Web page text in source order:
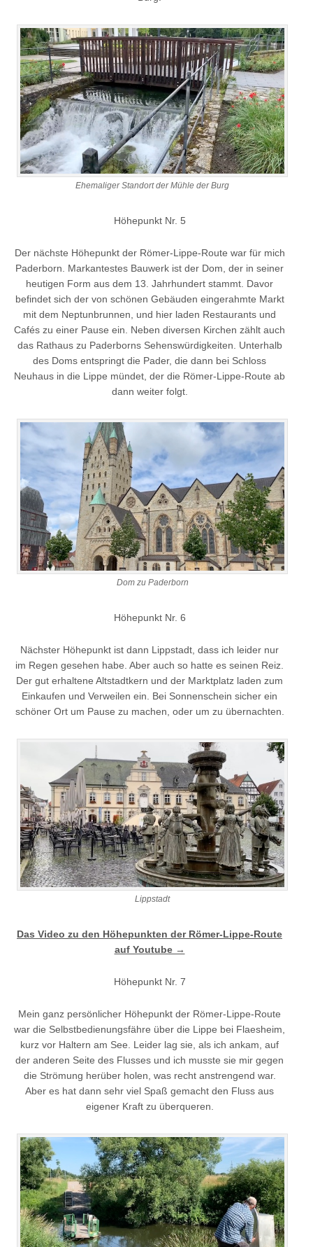
Ehemaliger Standort der Mühle der Burg
Höhepunkt Nr. 5
Der nächste Höhepunkt der Römer-Lippe-Route war für mich
Paderborn. Markantestes Bauwerk ist der Dom, der in seiner
heutigen Form aus dem 13. Jahrhundert stammt. Davor
befindet sich der von schönen Gebäuden eingerahmte Markt
mit dem Neptunbrunnen, und hier laden Restaurants und
Cafés zu einer Pause ein. Neben diversen Kirchen zählt auch
das Rathaus zu Paderborns Sehenswürdigkeiten. Unterhalb
des Doms entspringt die Pader, die dann bei Schloss
Neuhaus in die Lippe mündet, der die Römer-Lippe-Route ab
dann weiter folgt.
Dom zu Paderborn
Höhepunkt Nr. 6
Nächster Höhepunkt ist dann Lippstadt, dass ich leider nur
im Regen gesehen habe. Aber auch so hatte es seinen Reiz.
Der gut erhaltene Altstadtkern und der Marktplatz laden zum
Einkaufen und Verweilen ein. Bei Sonnenschein sicher ein
schöner Ort um Pause zu machen, oder um zu übernachten.
Lippstadt
Das Video zu den Höhepunkten der Römer-Lippe-Route
auf Youtube →
Höhepunkt Nr. 7
Mein ganz persönlicher Höhepunkt der Römer-Lippe-Route
war die Selbstbedienungsfähre über die Lippe bei Flaesheim,
kurz vor Haltern am See. Leider lag sie, als ich ankam, auf
der anderen Seite des Flusses und ich musste sie mir gegen
die Strömung herüber holen, was recht anstrengend war.
Aber es hat dann sehr viel Spaß gemacht den Fluss aus
eigener Kraft zu überqueren.